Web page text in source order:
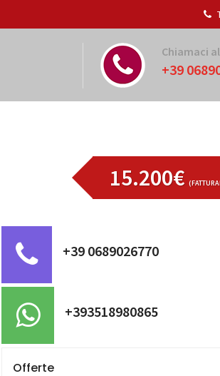
Chiamaci al
+39
15.200€
+39 0689026770
+393518980865
Offerte